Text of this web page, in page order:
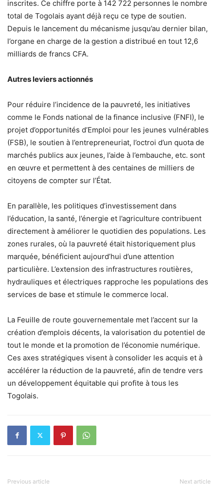
inscrites. Ce chiffre porte à 142 722 personnes le nombre
total de Togolais ayant déjà reçu ce type de soutien.
Depuis le lancement du mécanisme jusqu’au dernier bilan,
l’organe en charge de la gestion a distribué en tout 12,6
milliards de francs CFA.
Autres leviers actionnés
Pour réduire l’incidence de la pauvreté, les initiatives
comme le Fonds national de la finance inclusive (FNFI), le
projet d’opportunités d’Emploi pour les jeunes vulnérables
(FSB), le soutien à l’entrepreneuriat, l’octroi d’un quota de
marchés publics aux jeunes, l’aide à l’embauche, etc. sont
en œuvre et permettent à des centaines de milliers de
citoyens de compter sur l’État.
En parallèle, les politiques d’investissement dans
l’éducation, la santé, l’énergie et l’agriculture contribuent
directement à améliorer le quotidien des populations. Les
zones rurales, où la pauvreté était historiquement plus
marquée, bénéficient aujourd’hui d’une attention
particulière. L’extension des infrastructures routières,
hydrauliques et électriques rapproche les populations des
services de base et stimule le commerce local.
La Feuille de route gouvernementale met l’accent sur la
création d’emplois décents, la valorisation du potentiel de
tout le monde et la promotion de l’économie numérique.
Ces axes stratégiques visent à consolider les acquis et à
accélérer la réduction de la pauvreté, afin de tendre vers
un développement équitable qui profite à tous les
Togolais.
Previous article Next article